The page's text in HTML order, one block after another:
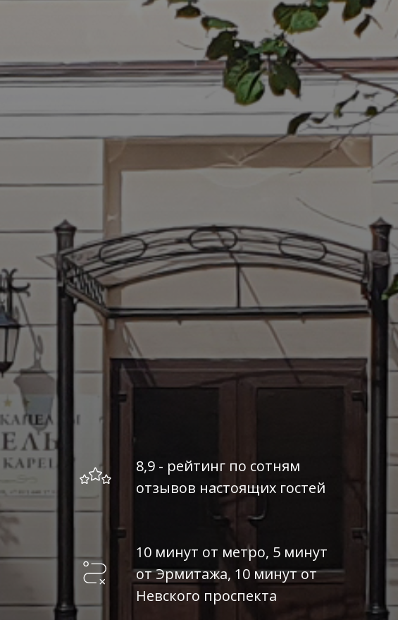
8,9 - рейтинг по сотням
отзывов настоящих гостей
10 минут от метро, 5 минут
от Эрмитажа, 10 минут от
Невского проспекта